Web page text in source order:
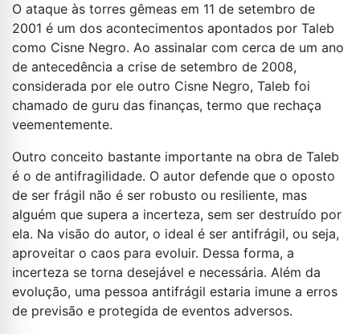
O ataque às torres gêmeas em 11 de setembro de
2001 é um dos acontecimentos apontados por Taleb
como Cisne Negro. Ao assinalar com cerca de um ano
de antecedência a crise de setembro de 2008,
considerada por ele outro Cisne Negro, Taleb foi
chamado de guru das finanças, termo que rechaça
veementemente.
Outro conceito bastante importante na obra de Taleb
é o de antifragilidade. O autor defende que o oposto
de ser frágil não é ser robusto ou resiliente, mas
alguém que supera a incerteza, sem ser destruído por
ela. Na visão do autor, o ideal é ser antifrágil, ou seja,
aproveitar o caos para evoluir. Dessa forma, a
incerteza se torna desejável e necessária. Além da
evolução, uma pessoa antifrágil estaria imune a erros
de previsão e protegida de eventos adversos.